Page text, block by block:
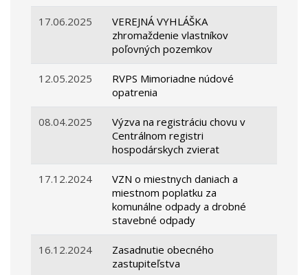
17.06.2025
VEREJNÁ VYHLÁŠKA
zhromaždenie vlastníkov
poľovných pozemkov
12.05.2025
RVPS Mimoriadne núdové
opatrenia
08.04.2025
Výzva na registráciu chovu v
Centrálnom registri
hospodárskych zvierat
17.12.2024
VZN o miestnych daniach a
miestnom poplatku za
komunálne odpady a drobné
stavebné odpady
16.12.2024
Zasadnutie obecného
zastupiteľstva